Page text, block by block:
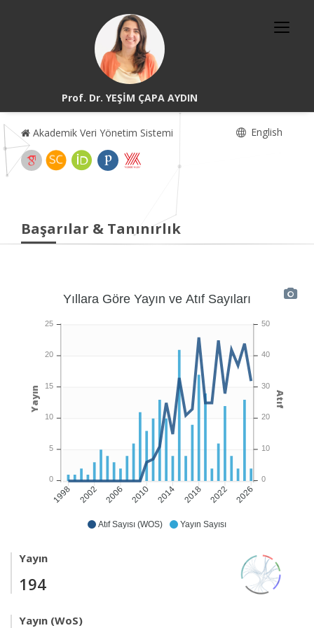
Prof. Dr. YEŞİM ÇAPA AYDIN
Akademik Veri Yönetim Sistemi English
Başarılar & Tanınırlık
Atıf Sayısı (WOS) Yayın Sayısı
1998 2002 2006 2010 2014 2018 2022 2026
Yıllara Göre Yayın ve Atıf Sayıları
50
40
30
20
10
0
Atıf
25
20
15
10
5
0
Yayın
Yayın
194
Yayın (WoS)